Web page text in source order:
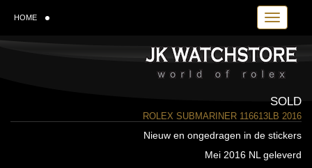
Toggle
HOME
SOLD
ROLEX SUBMARINER 116613LB 2016
Nieuw en ongedragen in de stickers
Mei 2016 NL geleverd